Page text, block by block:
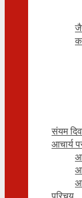
संयम
आचार्य